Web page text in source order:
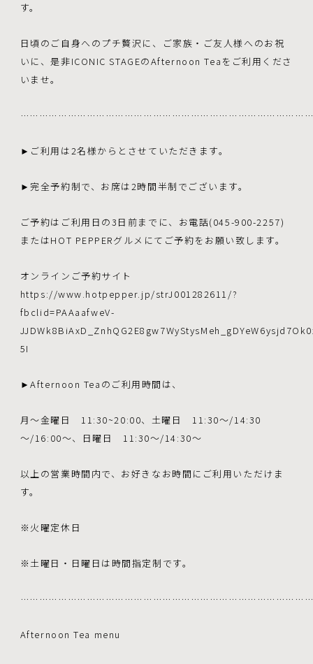
す。
日頃のご自身へのプチ贅沢に、ご家族・ご友人様へのお祝
いに、是非ICONIC STAGEのAfternoon Teaをご利用くださ
いませ。
►ご利用は2名様からとさせていただきます。
►完全予約制で、お席は2時間半制でございます。
ご予約はご利用日の3日前までに、お電話(045-900-2257)
またはHOT PEPPERグルメにてご予約をお願い致します。
オンラインご予約サイト
https://www.hotpepper.jp/strJ001282611/?
fbclid=PAAaafweV-
5I
►Afternoon Teaのご利用時間は、
月～金曜日 11:30~20:00、土曜日 11:30～/14:30
～/16:00～、日曜日 11:30～/14:30～
以上の営業時間内で、お好きなお時間にご利用いただけま
す。
※火曜定休日
※土曜日・日曜日は時間指定制です。
Afternoon Tea menu